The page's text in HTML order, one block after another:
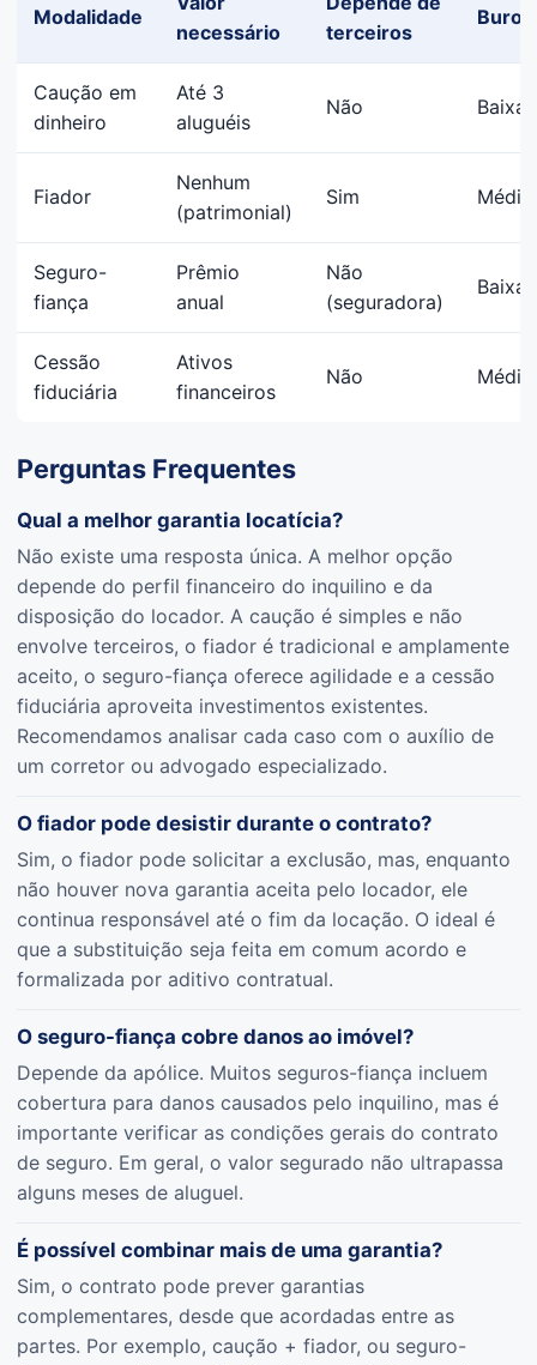
Modalidade
necessário
terceiros
Caução em
dinheiro
Até 3
aluguéis
Não Baixa
Fiador
Nenhum
(patrimonial)
Sim Média
Seguro-
fiança
Prêmio
anual
Não
(seguradora)
Baixa
Cessão
fiduciária
Ativos
financeiros
Não Média
Perguntas Frequentes
Qual a melhor garantia locatícia?
Não existe uma resposta única. A melhor opção
depende do perfil financeiro do inquilino e da
disposição do locador. A caução é simples e não
envolve terceiros, o fiador é tradicional e amplamente
aceito, o seguro-fiança oferece agilidade e a cessão
fiduciária aproveita investimentos existentes.
Recomendamos analisar cada caso com o auxílio de
um corretor ou advogado especializado.
O fiador pode desistir durante o contrato?
Sim, o fiador pode solicitar a exclusão, mas, enquanto
não houver nova garantia aceita pelo locador, ele
continua responsável até o fim da locação. O ideal é
que a substituição seja feita em comum acordo e
formalizada por aditivo contratual.
O seguro-fiança cobre danos ao imóvel?
Depende da apólice. Muitos seguros-fiança incluem
cobertura para danos causados pelo inquilino, mas é
importante verificar as condições gerais do contrato
de seguro. Em geral, o valor segurado não ultrapassa
alguns meses de aluguel.
É possível combinar mais de uma garantia?
Sim, o contrato pode prever garantias
complementares, desde que acordadas entre as
partes. Por exemplo, caução + fiador, ou seguro-